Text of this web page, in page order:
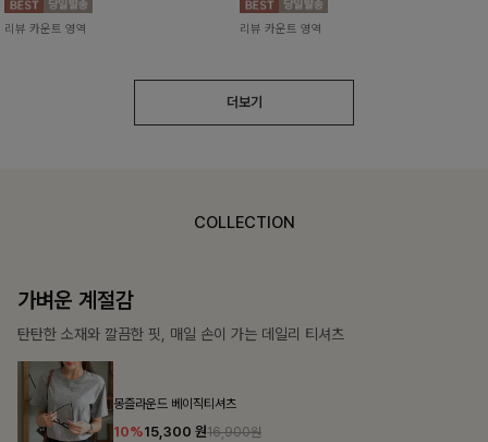
리뷰 카운트 영역 리뷰 카운트 영역
더보기
COLLECTION
가장 쉬운 코디
특별한 날부터 일상까지 함께하는 룩